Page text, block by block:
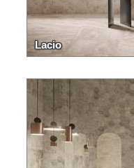
Lacio